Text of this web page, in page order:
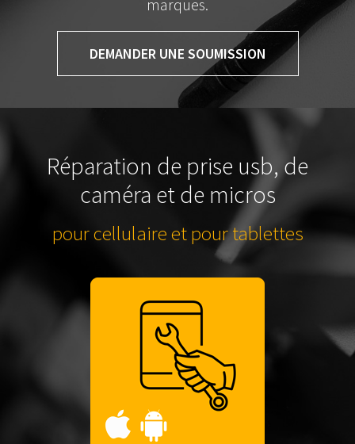
marques.
DEMANDER UNE SOUMISSION
Réparation de prise usb, de
caméra et de micros
pour cellulaire et pour tablettes